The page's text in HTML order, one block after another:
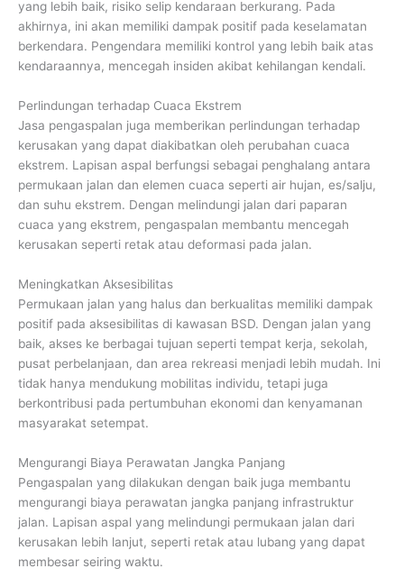
yang lebih baik, risiko selip kendaraan berkurang. Pada
akhirnya, ini akan memiliki dampak positif pada keselamatan
berkendara. Pengendara memiliki kontrol yang lebih baik atas
kendaraannya, mencegah insiden akibat kehilangan kendali.
Perlindungan terhadap Cuaca Ekstrem
Jasa pengaspalan juga memberikan perlindungan terhadap
kerusakan yang dapat diakibatkan oleh perubahan cuaca
ekstrem. Lapisan aspal berfungsi sebagai penghalang antara
permukaan jalan dan elemen cuaca seperti air hujan, es/salju,
dan suhu ekstrem. Dengan melindungi jalan dari paparan
cuaca yang ekstrem, pengaspalan membantu mencegah
kerusakan seperti retak atau deformasi pada jalan.
Meningkatkan Aksesibilitas
Permukaan jalan yang halus dan berkualitas memiliki dampak
positif pada aksesibilitas di kawasan BSD. Dengan jalan yang
baik, akses ke berbagai tujuan seperti tempat kerja, sekolah,
pusat perbelanjaan, dan area rekreasi menjadi lebih mudah. Ini
tidak hanya mendukung mobilitas individu, tetapi juga
berkontribusi pada pertumbuhan ekonomi dan kenyamanan
masyarakat setempat.
Mengurangi Biaya Perawatan Jangka Panjang
Pengaspalan yang dilakukan dengan baik juga membantu
mengurangi biaya perawatan jangka panjang infrastruktur
jalan. Lapisan aspal yang melindungi permukaan jalan dari
kerusakan lebih lanjut, seperti retak atau lubang yang dapat
membesar seiring waktu.